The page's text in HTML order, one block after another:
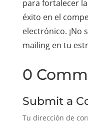
para fortalecer
éxito en el
electrónico. ¡No
mailing en tu
0
Submit a
Tu dirección de